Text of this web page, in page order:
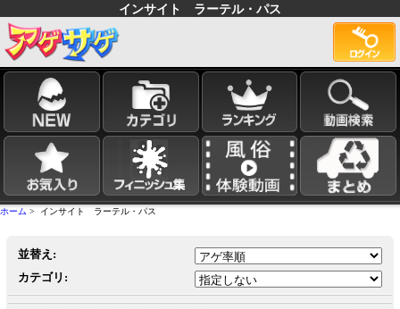
インサイト ラーテル・パス
ホーム > インサイト ラーテル・パス
並替え:
カテゴリ: